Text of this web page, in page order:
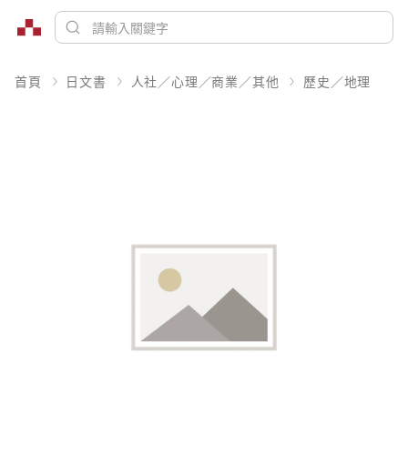
首頁 日文書 人社／心理／商業／其他 歷史／地理